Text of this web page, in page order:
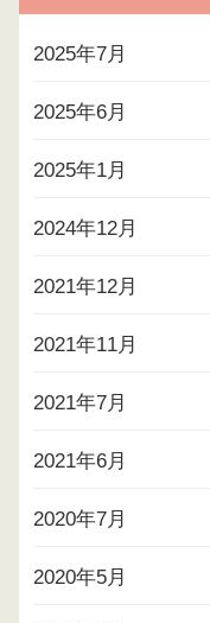
2025年7月
2025年6月
2025年1月
2024年12月
2021年12月
2021年11月
2021年7月
2021年6月
2020年7月
2020年5月